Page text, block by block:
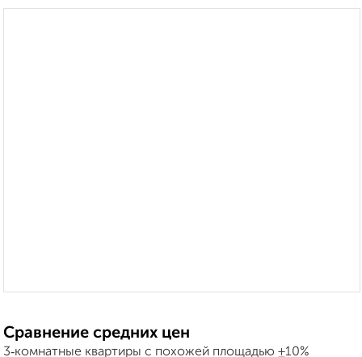
Сравнение средних цен
3‑комнатные квартиры с похожей площадью ±10%